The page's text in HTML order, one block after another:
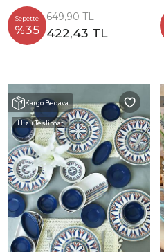
Sepette
%35
649,90 TL
422,43 TL
Kargo Bedava
Hızlı Teslimat